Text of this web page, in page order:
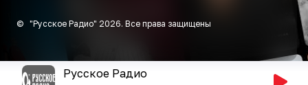
© "Русское Радио" 2026. Все права защищены
Русское Радио